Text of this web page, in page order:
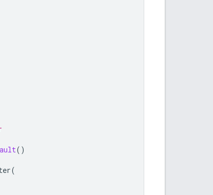
()
(